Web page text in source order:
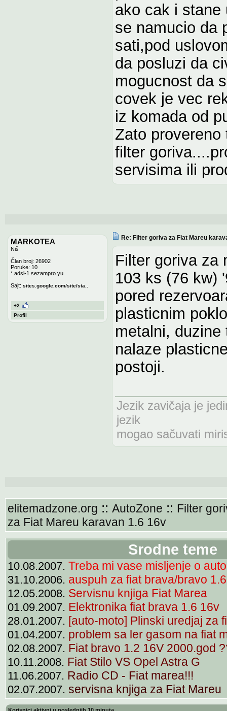
ako cak i stane
se namucio da
sati,pod
da posluzi da
mogucnost da
covek je vec
iz komada od
Zato
filter
servisima ili
MARKOTEA
Niš
Član broj: 26902
Poruke: 10
*.adsl-1.sezampro.yu.
Sajt: sites.google.com/site/sta..
+2
Profil
Re: Filter goriva za Fiat Mareu
Filter goriva za
103 ks (76 kw)
pored
plasticnim
metalni,
nalaze
postoji.
Jezik zavičaja je
jezik
mogao sačuvati
elitemadzone.org :: AutoZone :: Filter
za Fiat Mareu karavan 1.6 16v
Srodne teme
10.08.2007. Treba mi vase misljenje o
31.10.2006. auspuh za fiat brava/bravo
12.05.2008. Servisnu knjiga Fiat Marea
01.09.2007. Elektronika fiat brava 1.6 16v
28.01.2007. [auto-moto] Plinski uredjaj za
01.04.2007. problem sa ler gasom na fiat
02.08.2007. Fiat bravo 1.2 16V 2000.god
10.11.2008. Fiat Stilo VS Opel Astra G
11.06.2007. Radio CD - Fiat marea!!!
02.07.2007. servisna knjiga za Fiat Mareu